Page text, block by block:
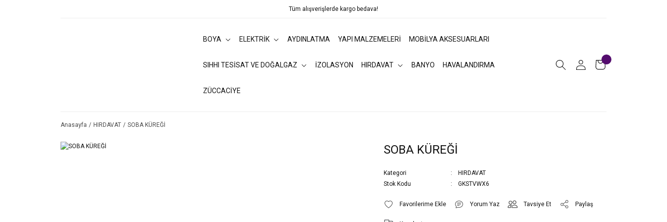
Tüm alışverişlerde kargo bedava!
BOYA ELEKTRİK AYDINLATMA YAPI MALZEMELERİ MOBİLYA AKSESUARLARI
SIHHI TESİSAT VE DOĞALGAZ İZOLASYON HIRDAVAT BANYO HAVALANDIRMA
ZÜCCACİYE
Anasayfa HIRDAVAT SOBA KÜREĞİ
SOBA KÜREĞİ
Kategori
HIRDAVAT
Stok Kodu
GKSTVWX6
Yorum Yaz Tavsiye Et Paylaş